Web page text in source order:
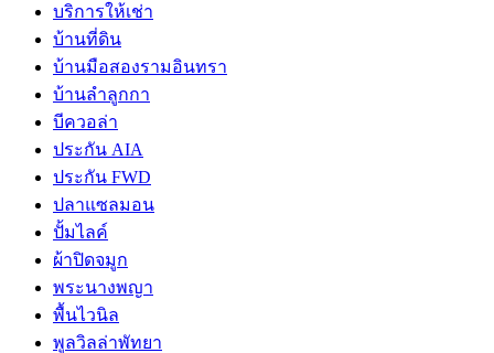
บริการให้เช่า
บ้านที่ดิน
บ้านมือสองรามอินทรา
บ้านลำลูกกา
บีควอล่า
ประกัน AIA
ประกัน FWD
ปลาแซลมอน
ปั้มไลค์
ผ้าปิดจมูก
พระนางพญา
พื้นไวนิล
พูลวิลล่าพัทยา